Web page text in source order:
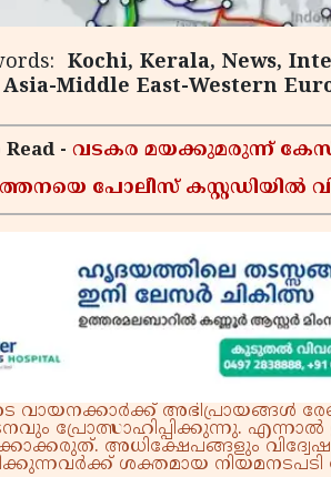
Kochi, Kerala, News,
Asia-Middle East-Western
- വടകര മയക്കുമരുന്ന്
പോലീസ് കസ്റ്റഡിയിൽ
വായനക്കാർക്ക് അഭിപ്രായങ്ങൾ
പ്രോത്സാഹിപ്പിക്കുന്നു.
അധിക്ഷേപങ്ങളും വിദ്വേഷ
ശക്തമായ നിയമനടപടി